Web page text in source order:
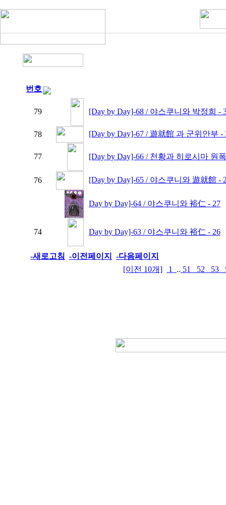
번호
79 [Day by Day]-68 / 야스쿠니와 박정희 -
78 [Day by Day]-67 / 遊就館 과 군위안부 -
77 [Day by Day]-66 / 천황과 히로시마 원
76 [Day by Day]-65 / 야스쿠니와 遊就館 -
Day by Day]-64 / 야스쿠니와 裕仁 - 27
74 Day by Day]-63 / 야스쿠니와 裕仁 - 26
-새로고침 -이전페이지
-다음페이지
[이전 10개]
1 .. 51 52 53